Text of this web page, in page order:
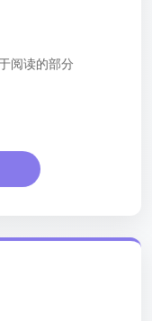
阅读的部分